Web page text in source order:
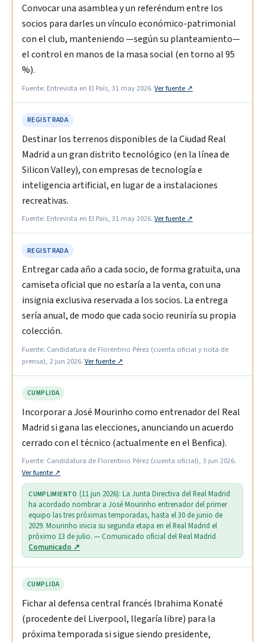
Convocar una asamblea y un referéndum entre los
socios para darles un vínculo económico-patrimonial
con el club, manteniendo —según su planteamiento—
el control en manos de la masa social (en torno al 95
%).
Fuente: Entrevista en El País, 31 may 2026. Ver fuente ↗
REGISTRADA
Destinar los terrenos disponibles de la Ciudad Real
Madrid a un gran distrito tecnológico (en la línea de
Silicon Valley), con empresas de tecnología e
inteligencia artificial, en lugar de a instalaciones
recreativas.
Fuente: Entrevista en El País, 31 may 2026. Ver fuente ↗
REGISTRADA
Entregar cada año a cada socio, de forma gratuita, una
camiseta oficial que no estaría a la venta, con una
insignia exclusiva reservada a los socios. La entrega
sería anual, de modo que cada socio reuniría su propia
colección.
Fuente: Candidatura de Florentino Pérez (cuenta oficial y nota de
prensa), 2 jun 2026. Ver fuente ↗
CUMPLIDA
Incorporar a José Mourinho como entrenador del Real
Madrid si gana las elecciones, anunciando un acuerdo
cerrado con el técnico (actualmente en el Benfica).
Fuente: Candidatura de Florentino Pérez (cuenta oficial), 3 jun 2026.
Ver fuente ↗
CUMPLIMIENTO (11 jun 2026): La Junta Directiva del Real Madrid
ha acordado nombrar a José Mourinho entrenador del primer
equipo las tres próximas temporadas, hasta el 30 de junio de
2029. Mourinho inicia su segunda etapa en el Real Madrid el
próximo 13 de julio. — Comunicado oficial del Real Madrid
Comunicado ↗
CUMPLIDA
Fichar al defensa central francés Ibrahima Konaté
(procedente del Liverpool, llegaría libre) para la
próxima temporada si sigue siendo presidente,